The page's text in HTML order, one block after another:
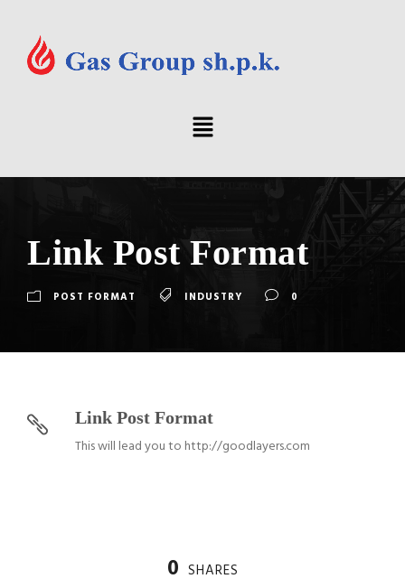
Link Post Format
POST FORMAT INDUSTRY 0
Link Post Format
This will lead you to http://goodlayers.com
0 SHARES